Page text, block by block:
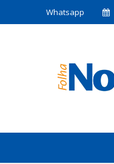
Whatsapp